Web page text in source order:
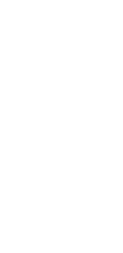
spam."
audiences."